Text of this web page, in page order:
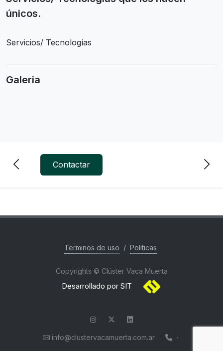
únicos.
Servicios/ Tecnologías
Galeria
Contactar
Terminos de uso / Politicas
Copyrights © Clúster Vaca Muerta
Desarrollado por SIT
info@clustervacamuerta.com.ar · ·